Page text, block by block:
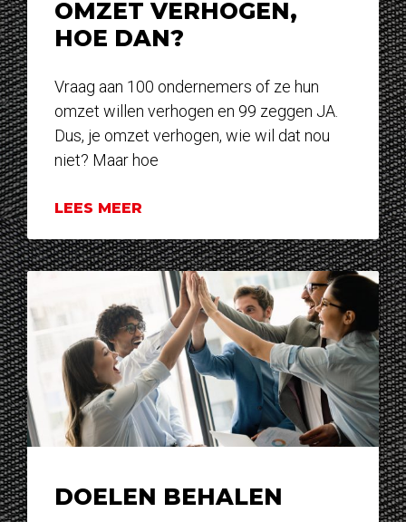
OMZET VERHOGEN,
HOE DAN?
Vraag aan 100 ondernemers of ze hun
omzet willen verhogen en 99 zeggen JA.
Dus, je omzet verhogen, wie wil dat nou
niet? Maar hoe
LEES MEER
DOELEN BEHALEN